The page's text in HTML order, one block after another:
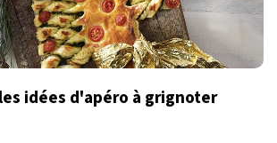
idées d'apéro à grignoter